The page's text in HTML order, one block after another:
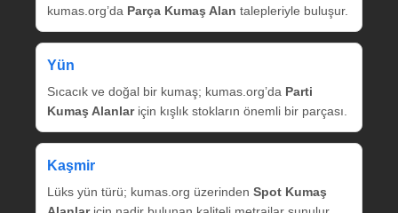
kumas.org’da Parça Kumaş Alan talepleriyle buluşur.
Yün
Sıcacık ve doğal bir kumaş; kumas.org’da Parti
Kumaş Alanlariçin kışlık stokların önemli bir parçası.
Kaşmir
Lüks yün türü; kumas.org üzerinden Spot Kumaş